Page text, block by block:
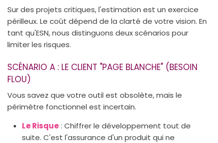
Sur des projets critiques, l'estimation est un exercice
périlleux. Le coût dépend de la clarté de votre vision. En
tant qu'ESN, nous distinguons deux scénarios pour
limiter les risques.
SCÉNARIO A : LE CLIENT "PAGE BLANCHE" (BESOIN
FLOU)
Vous savez que votre outil est obsolète, mais le
périmètre fonctionnel est incertain.
Le Risque: Chiffrer le développement tout de
suite. C'est l'assurance d'un produit qui ne